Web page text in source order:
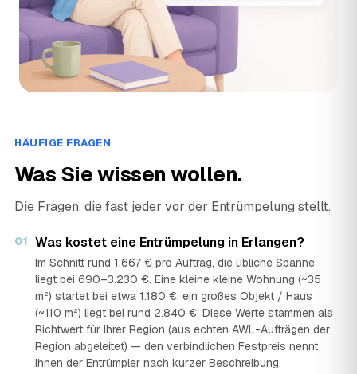
HÄUFIGE FRAGEN
Was Sie wissen wollen.
Die Fragen, die fast jeder vor der Entrümpelung stellt.
01 Was kostet eine Entrümpelung in Erlangen?
Im Schnitt rund 1.667 € pro Auftrag, die übliche Spanne
liegt bei 690–3.230 €. Eine kleine kleine Wohnung (~35
m²) startet bei etwa 1.180 €, ein großes Objekt / Haus
(~110 m²) liegt bei rund 2.840 €. Diese Werte stammen als
Richtwert für Ihrer Region (aus echten AWL-Aufträgen der
Region abgeleitet) — den verbindlichen Festpreis nennt
Ihnen der Entrümpler nach kurzer Beschreibung.